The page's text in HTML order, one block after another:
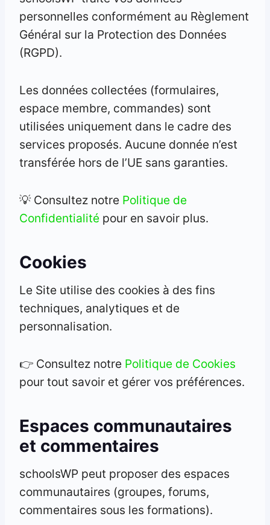
personnelles conformément au Règlement
Général sur la Protection des Données
(RGPD).
Les données collectées (formulaires,
espace membre, commandes) sont
utilisées uniquement dans le cadre des
services proposés. Aucune donnée n’est
transférée hors de l’UE sans garanties.
💡 Consultez notre Politique de
Confidentialité pour en savoir plus.
Cookies
Le Site utilise des cookies à des fins
techniques, analytiques et de
personnalisation.
👉 Consultez notre Politique de Cookies
pour tout savoir et gérer vos préférences.
Espaces communautaires
et commentaires
schoolsWP peut proposer des espaces
communautaires (groupes, forums,
commentaires sous les formations).